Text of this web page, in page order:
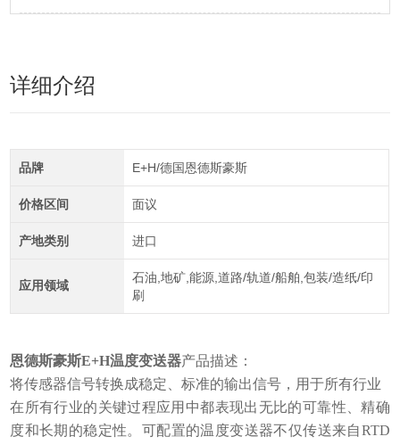
详细介绍
品牌 E+H/德国恩德斯豪斯
价格区间 面议
产地类别 进口
应用领域
石油,地矿,能源,道路/轨道/船舶,包装/造纸/印
刷
恩德斯豪斯E+H温度变送器产品描述：
将传感器信号转换成稳定、标准的输出信号，用于所有行业
在所有行业的关键过程应用中都表现出无比的可靠性、精确
度和长期的稳定性。可配置的温度变送器不仅传送来自RTD